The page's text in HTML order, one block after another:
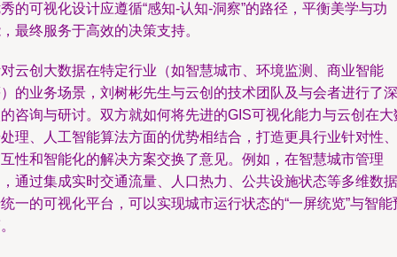
的可视化设计应遵循“感知-认知-洞察”的路径，平衡美学与功
最终服务于高效的决策支持。
云创大数据在特定行业（如智慧城市、环境监测、商业智能
的业务场景，刘树彬先生与云创的技术团队及与会者进行了深
咨询与研讨。双方就如何将先进的GIS可视化能力与云创在大
理、人工智能算法方面的优势相结合，打造更具行业针对性、
性和智能化的解决方案交换了意见。例如，在智慧城市管理
通过集成实时交通流量、人口热力、公共设施状态等多维数据
一的可视化平台，可以实现城市运行状态的“一屏统览”与智能